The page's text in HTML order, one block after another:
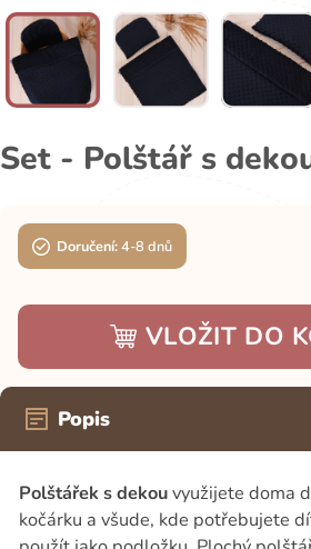
Set - Polštář s
Doručení:4-8 dnů
VLOŽIT DO
Popis
Polštářek s dekouvyužijete doma
kočárku a všude, kde potřebujete